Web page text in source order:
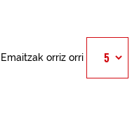
Emaitzak orriz orri